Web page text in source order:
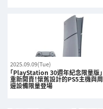
2025.09.09(Tue)
「PlayStation 30週年紀念限量版」
重新開賣！懷舊設計的PS5主機與周
邊設備限量登場